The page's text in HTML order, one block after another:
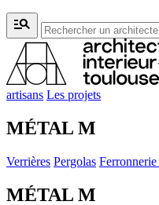
manage_search
artisans Les projets
MÉTAL M
Verrières Pergolas Ferronnerie
MÉTAL M